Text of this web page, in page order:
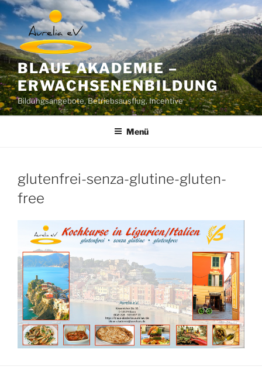
Zum
Inhalt
springen
BLAUE AKADEMIE –
ERWACHSENENBILDUNG
Bildungsangebote, Betriebsausflug, Incentive
Menü
glutenfrei-senza-glutine-gluten-
free